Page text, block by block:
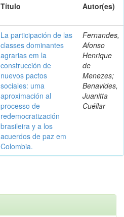
Título Autor(es)
La participación de las
classes dominantes
agrarias em la
construcción de
nuevos pactos
sociales: uma
aproximación al
processo de
redemocratización
brasileira y a los
acuerdos de paz em
Colombia.
Fernandes,
Afonso
Henrique
de
Menezes;
Benavides,
Juanitta
Cuéllar